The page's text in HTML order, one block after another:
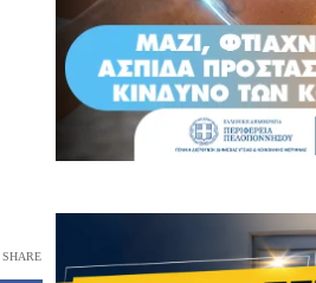
SHARE